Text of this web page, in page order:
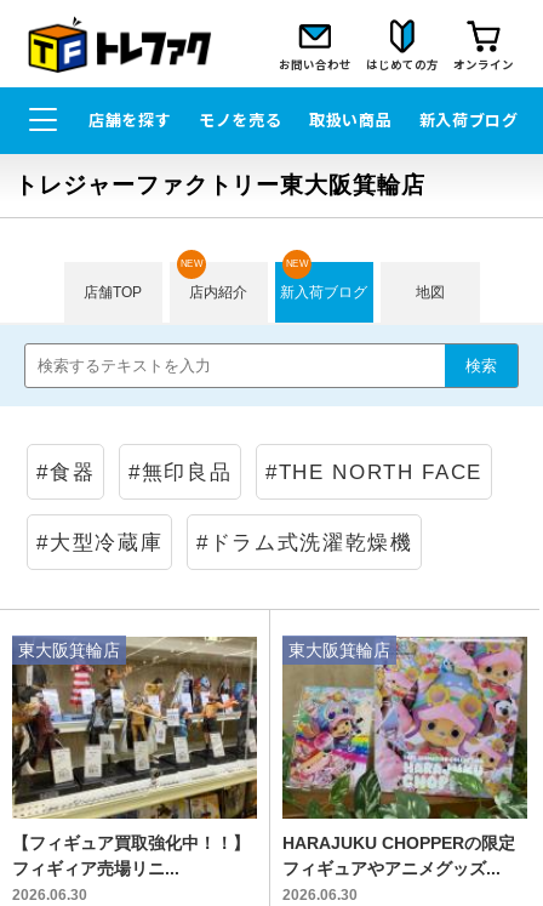
お問い合わせ はじめての方 オンライン
店舗を探す モノを売る 取扱い商品 新入荷ブログ
トレジャーファクトリー東大阪箕輪店
店舗TOP 店内紹介
NEW
新入荷ブログ
NEW
地図
#食器 #無印良品 #THE NORTH FACE
#大型冷蔵庫 #ドラム式洗濯乾燥機
【フィギュア買取強化中！！】
フィギィア売場リニ...
2026.06.30
東大阪箕輪店
HARAJUKU CHOPPERの限定
フィギュアやアニメグッズ...
2026.06.30
東大阪箕輪店